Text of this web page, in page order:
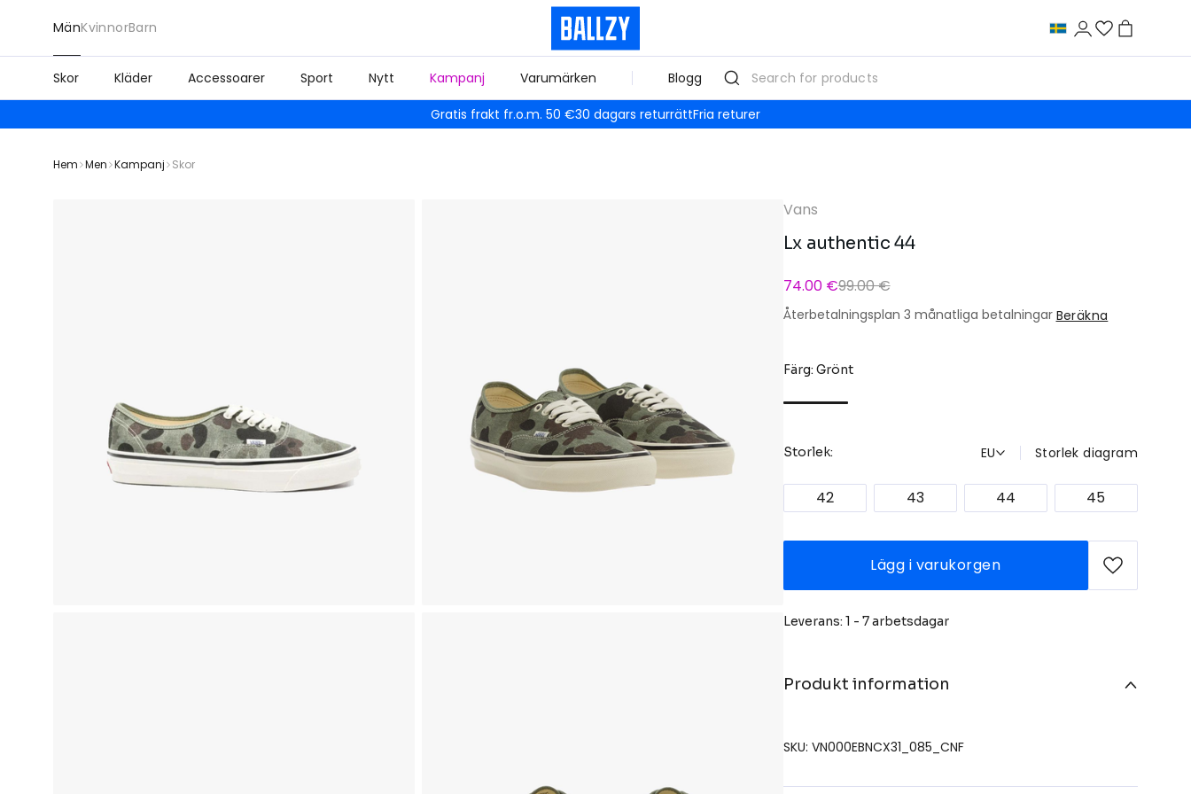
MänKvinnorBarn
Skor Kläder Accessoarer Sport Nytt Kampanj Varumärken Blogg
Gratis frakt fr.o.m. 50 €30 dagars returrättFria returer
Hem Men Kampanj Skor
Vans
Lx authentic 44
74.00 €99.00 €
Återbetalningsplan 3 månatliga betalningar Beräkna
Färg: Grönt
Storlek: EU Storlek diagram
42 43 44 45
Lägg i varukorgen
Leverans: 1 - 7 arbetsdagar
Produkt information
SKU: VN000EBNCX31_085_CNF